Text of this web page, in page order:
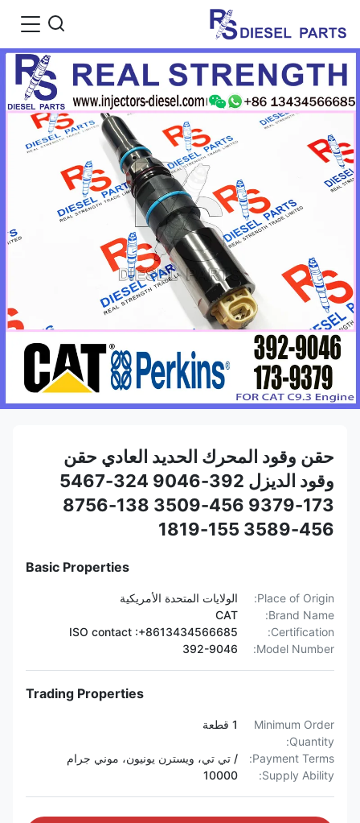
حقن وقود المحرك الحديد العادي حقن
وقود الديزل 392-9046 324-5467
173-9379 456-3509 138-8756
456-3589 155-1819
Basic Properties
Place of Origin:
الولايات المتحدة الأمريكية
Brand Name:
CAT
Certification:
ISO contact :+8613434566685
Model Number:
392-9046
Trading Properties
Minimum Order
Quantity:
1 قطعة
Payment Terms:
/ تي تي، ويسترن يونيون، موني جرام
Supply Ability:
10000